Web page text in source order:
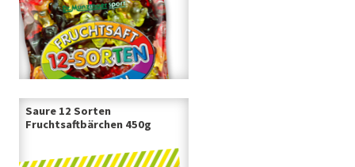
Saure 12 Sorten
Fruchtsaftbärchen 450g